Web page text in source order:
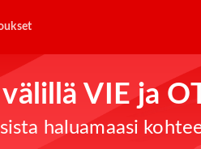
VIE ja
haluamaasi